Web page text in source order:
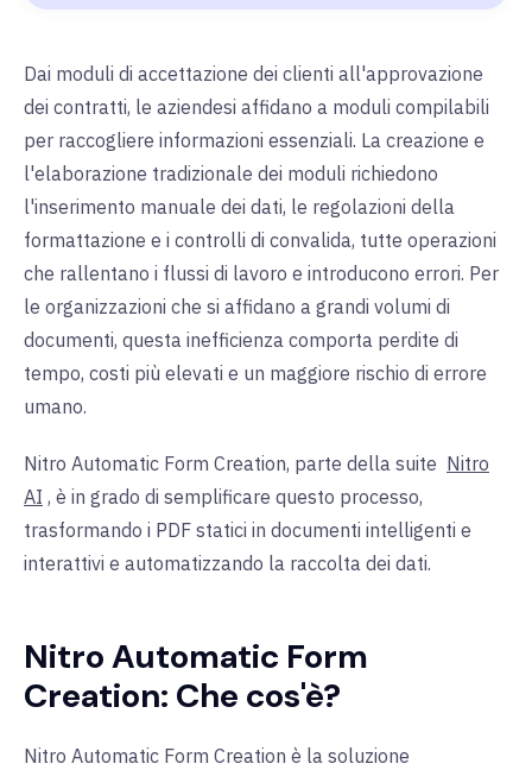
Dai moduli di accettazione dei clienti all'approvazione
dei contratti, le aziendesi affidano a moduli compilabili
per raccogliere informazioni essenziali. La creazione e
l'elaborazione tradizionale dei moduli richiedono
l'inserimento manuale dei dati, le regolazioni della
formattazione e i controlli di convalida, tutte operazioni
che rallentano i flussi di lavoro e introducono errori. Per
le organizzazioni che si affidano a grandi volumi di
documenti, questa inefficienza comporta perdite di
tempo, costi più elevati e un maggiore rischio di errore
umano.
Nitro Automatic Form Creation, parte della suite Nitro
AI , è in grado di semplificare questo processo,
trasformando i PDF statici in documenti intelligenti e
interattivi e automatizzando la raccolta dei dati.
Nitro Automatic Form
Creation: Che cos'è?
Nitro Automatic Form Creation è la soluzione